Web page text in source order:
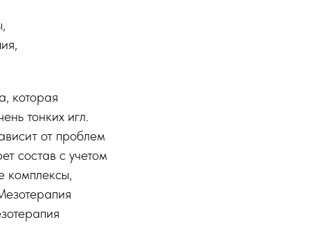
которая
тонких игл.
от проблем
состав с учетом
комплексы,